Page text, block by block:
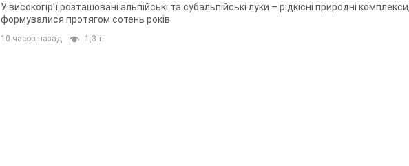
У високогір'ї розташовані альпійські та субальпійські луки – рідкісні природні
формувалися протягом сотень років
10 часов назад 1,3 т.